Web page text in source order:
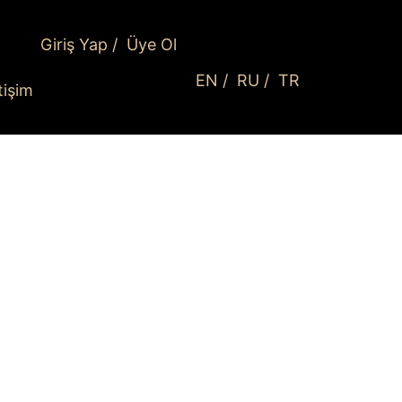
Giriş Yap / Üye Ol
EN / RU / TR